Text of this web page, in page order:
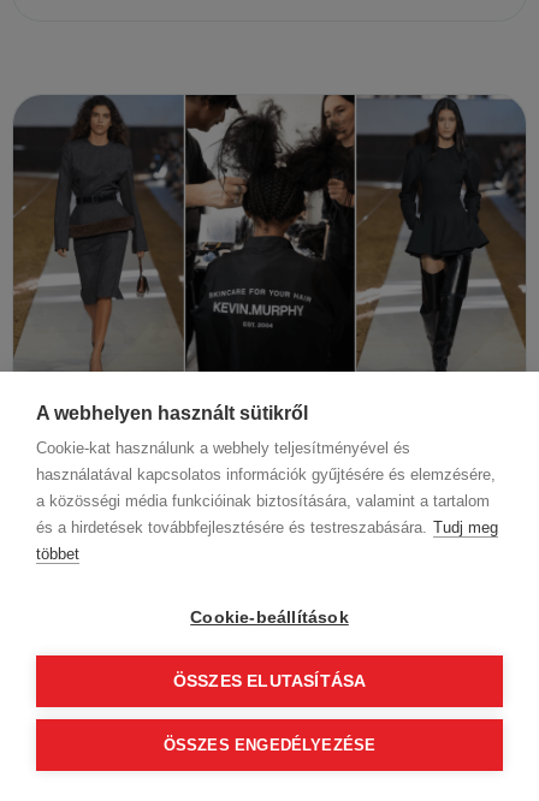
A webhelyen használt sütikről
Cookie-kat használunk a webhely teljesítményével és
használatával kapcsolatos információk gyűjtésére és elemzésére,
a közösségi média funkcióinak biztosítására, valamint a tartalom
és a hirdetések továbbfejlesztésére és testreszabására. Tudj meg
többet
Cookie-beállítások
ÖSSZES ELUTASÍTÁSA
ÖSSZES ENGEDÉLYEZÉSE
Frizura Trend 3 perc
Párizsi divathét 2026 – KEVIN.MURPHY a Stella
McCartney és a Caroline Hu bemutatóin
A 2026-os párizsi divathét őszi–téli bemutatóin a
KEVIN.MURPHY ismét meghatározó szerepet kapott
frizurákat Eugene Souleiman,...